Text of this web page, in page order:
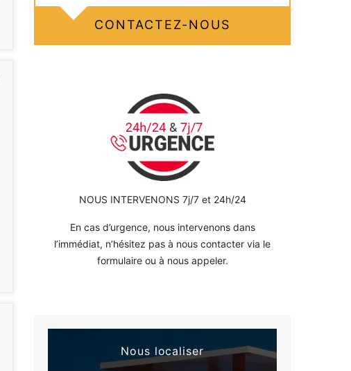
CONTACTEZ-NOUS
NOUS INTERVENONS 7j/7 et 24h/24
En cas d’urgence, nous intervenons dans
l’immédiat, n’hésitez pas à nous contacter via le
formulaire ou à nous appeler.
Nous localiser